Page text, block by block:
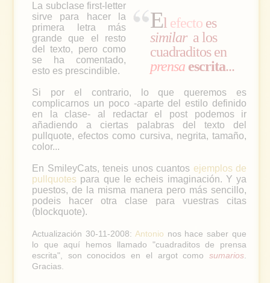
El efecto es
similara los
cuadraditos en
prensa escrita...
La subclase first-letter
sirve para hacer la
primera letra más
grande que el resto
del texto, pero como
se ha comentado,
esto es prescindible.
Si por el contrario, lo que queremos es
complicarnos un poco -aparte del estilo definido
en la clase- al redactar el post podemos ir
añadiendo a ciertas palabras del texto del
pullquote, efectos como cursiva, negrita, tamaño,
color...
En SmileyCats, teneis unos cuantos ejemplos de
pullquotes para que le echeis imaginación. Y ya
puestos, de la misma manera pero más sencillo,
podeis hacer otra clase para vuestras citas
(blockquote).
Actualización 30-11-2008: Antonio nos hace saber que
lo que aquí hemos llamado "cuadraditos de prensa
escrita", son conocidos en el argot comosumarios.
Gracias.